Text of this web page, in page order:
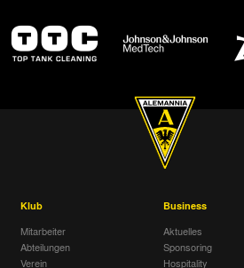
Klub
Mitarbeiter
Abteilungen
Verein
Business
Aktuelles
Sponsoring
Hospitality